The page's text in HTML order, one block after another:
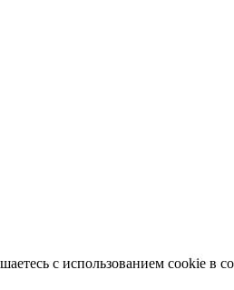
с использованием cookie в